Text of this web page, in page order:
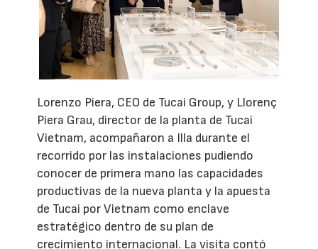
Lorenzo Piera, CEO de Tucai Group, y Llorenç
Piera Grau, director de la planta de Tucai
Vietnam, acompañaron a Illa durante el
recorrido por las instalaciones pudiendo
conocer de primera mano las capacidades
productivas de la nueva planta y la apuesta
de Tucai por Vietnam como enclave
estratégico dentro de su plan de
crecimiento internacional. La visita contó